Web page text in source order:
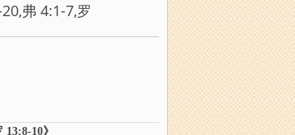
弗 4:1-7,罗
10》